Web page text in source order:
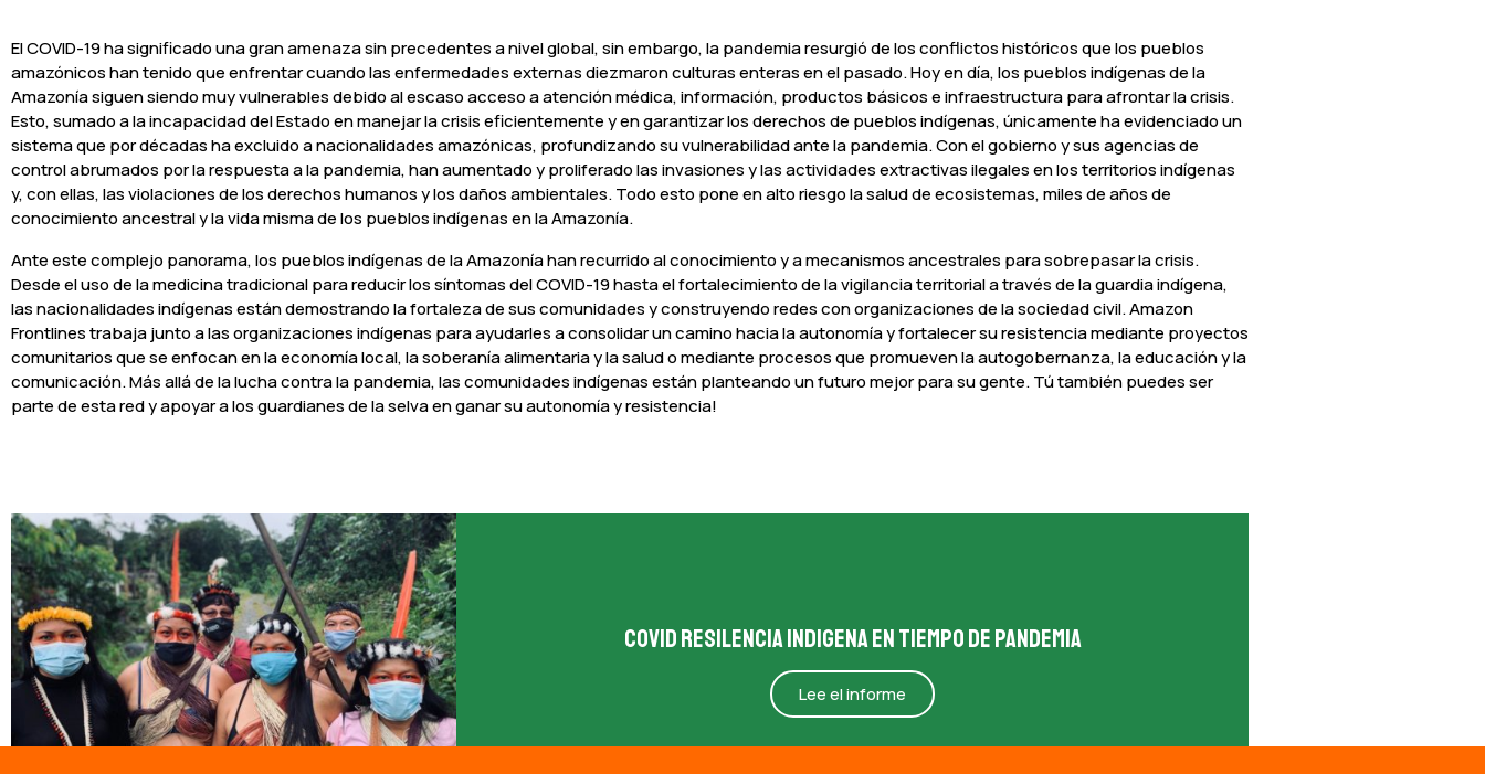
El COVID-19 ha significado una gran amenaza sin precedentes a nivel global, sin embargo, la pandemia resurgió de los conflictos históricos que los pueblos
amazónicos han tenido que enfrentar cuando las enfermedades externas diezmaron culturas enteras en el pasado. Hoy en día, los pueblos indígenas de la
Amazonía siguen siendo muy vulnerables debido al escaso acceso a atención médica, información, productos básicos e infraestructura para afrontar la crisis.
Esto, sumado a la incapacidad del Estado en manejar la crisis eficientemente y en garantizar los derechos de pueblos indígenas, únicamente ha evidenciado un
sistema que por décadas ha excluido a nacionalidades amazónicas, profundizando su vulnerabilidad ante la pandemia. Con el gobierno y sus agencias de
control abrumados por la respuesta a la pandemia, han aumentado y proliferado las invasiones y las actividades extractivas ilegales en los territorios indígenas
y, con ellas, las violaciones de los derechos humanos y los daños ambientales. Todo esto pone en alto riesgo la salud de ecosistemas, miles de años de
conocimiento ancestral y la vida misma de los pueblos indígenas en la Amazonía.
Ante este complejo panorama, los pueblos indígenas de la Amazonía han recurrido al conocimiento y a mecanismos ancestrales para sobrepasar la crisis.
Desde el uso de la medicina tradicional para reducir los síntomas del COVID-19 hasta el fortalecimiento de la vigilancia territorial a través de la guardia indígena,
las nacionalidades indígenas están demostrando la fortaleza de sus comunidades y construyendo redes con organizaciones de la sociedad civil. Amazon
Frontlines trabaja junto a las organizaciones indígenas para ayudarles a consolidar un camino hacia la autonomía y fortalecer su resistencia mediante proyectos
comunitarios que se enfocan en la economía local, la soberanía alimentaria y la salud o mediante procesos que promueven la autogobernanza, la educación y la
comunicación. Más allá de la lucha contra la pandemia, las comunidades indígenas están planteando un futuro mejor para su gente. Tú también puedes ser
parte de esta red y apoyar a los guardianes de la selva en ganar su autonomía y resistencia!
Covid resilencia indigena en tiempo de pandemia
Lee el informe